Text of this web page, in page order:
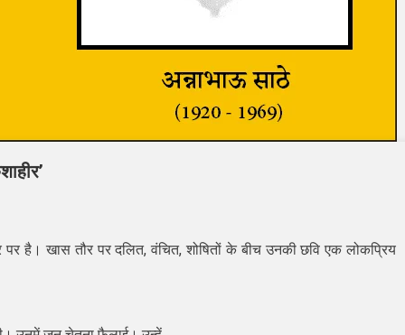
है। खास तौर पर दलित, वंचित, शोषितों के बीच उनकी छवि एक लोकप्रिय